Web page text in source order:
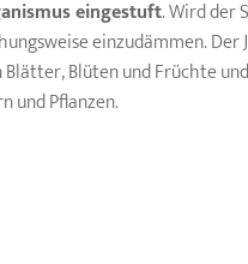
eingestuft. Wird der
einzudämmen.
Blüten und Früchte
und Pflanzen.